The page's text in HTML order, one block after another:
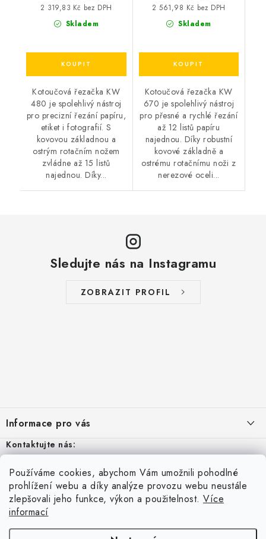
Používáme cookies, abychom Vám umožnili pohodlné
prohlížení webu a díky analýze provozu webu neustále
zlepšovali jeho funkce, výkon a použitelnost. Více
informací
Skladem
2 319,83 Kč bez DPH
Kotoučová řezačka KW
480 je spolehlivý nástroj
pro precizní řezání papíru,
etiket i fotografií. S
kovovou základnou a
ostrým rotačním nožem
zvládne až 15 listů
najednou. Díky...
Skladem
2 561,98 Kč bez DPH
Kotoučová řezačka KW
670 je spolehlivý nástroj
pro přesné a rychlé řezání
až 12 listů papíru
najednou. Díky robustní
kovové základně a
ostrému rotačnímu noži z
nerezové oceli...
Sledujte nás na Instagramu
ZOBRAZIT PROFIL
p
a
t
Informace pro vás
Aktuality
Odstoupení od smlouvy
Kontakty
Obchodní podmínky
Kontaktujte nás:
Po - Pá: 8 – 16
tel:+420 606 570 965
Vyhledávání
Přihlášení